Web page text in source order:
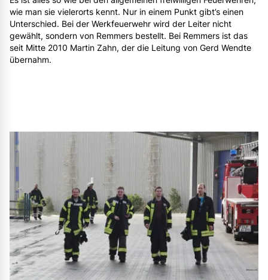
wie man sie vielerorts kennt. Nur in einem Punkt gibt’s einen
Unterschied. Bei der Werkfeuerwehr wird der Leiter nicht
gewählt, sondern von Remmers bestellt. Bei Remmers ist das
seit Mitte 2010 Martin Zahn, der die Leitung von Gerd Wendte
übernahm.